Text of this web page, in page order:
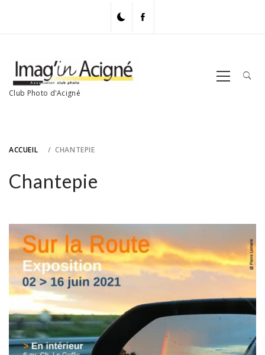
Club Photo d'Acigné
Primary
Menu
ACCUEIL CHANTEPIE
Chantepie